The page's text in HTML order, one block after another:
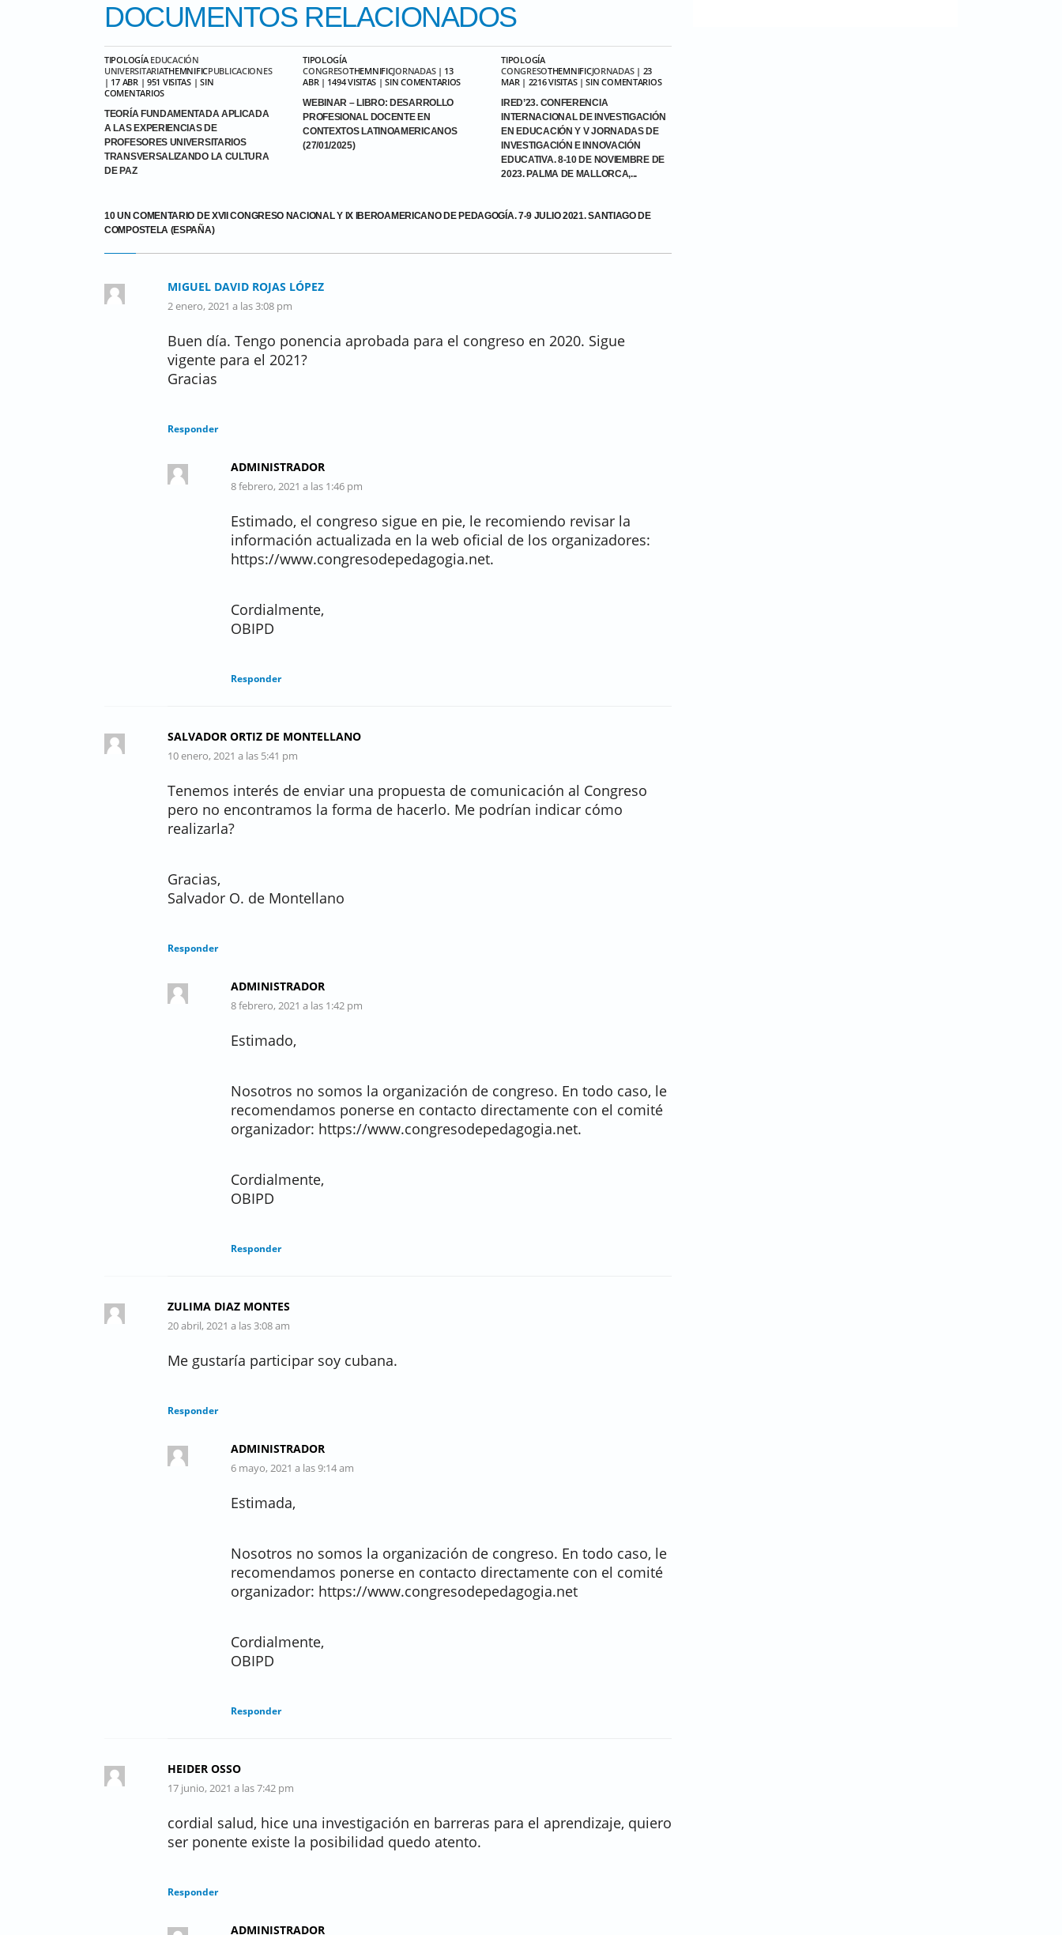
DOCUMENTOSRELACIONADOS
TIPOLOGÍA EDUCACIÓN
UNIVERSITARIATHEMNIFICPUBLICACIONES
| 17 ABR | 951 VISITAS | SIN
COMENTARIOS
TEORÍA FUNDAMENTADA APLICADA
A LAS EXPERIENCIAS DE
PROFESORES UNIVERSITARIOS
TRANSVERSALIZANDO LA CULTURA
DE PAZ
TIPOLOGÍA
CONGRESOTHEMNIFICJORNADAS| 13
ABR | 1494 VISITAS | SIN COMENTARIOS
WEBINAR – LIBRO: DESARROLLO
PROFESIONAL DOCENTE EN
CONTEXTOS LATINOAMERICANOS
(27/01/2025)
TIPOLOGÍA
CONGRESOTHEMNIFICJORNADAS| 23
MAR | 2216 VISITAS | SIN COMENTARIOS
IRED’23. CONFERENCIA
INTERNACIONAL DE INVESTIGACIÓN
EN EDUCACIÓN Y V JORNADAS DE
INVESTIGACIÓN E INNOVACIÓN
EDUCATIVA. 8-10 DE NOVIEMBRE DE
2023. PALMA DE MALLORCA,...
10 UN COMENTARIO DE XVII CONGRESO NACIONAL Y IX IBEROAMERICANO DE PEDAGOGÍA. 7-9 JULIO 2021. SANTIAGO DE
COMPOSTELA (ESPAÑA)
MIGUEL DAVID ROJAS LÓPEZ
2 enero, 2021 a las 3:08 pm
Buen día. Tengo ponencia aprobada para el congreso en 2020. Sigue
vigente para el 2021?
Gracias
Responder
ADMINISTRADOR
8 febrero, 2021 a las 1:46 pm
Estimado, el congreso sigue en pie, le recomiendo revisar la
información actualizada en la web oficial de los organizadores:
https://www.congresodepedagogia.net.
Cordialmente,
OBIPD
Responder
SALVADOR ORTIZ DE MONTELLANO
10 enero, 2021 a las 5:41 pm
Tenemos interés de enviar una propuesta de comunicación al Congreso
pero no encontramos la forma de hacerlo. Me podrían indicar cómo
realizarla?
Gracias,
Salvador O. de Montellano
Responder
ADMINISTRADOR
8 febrero, 2021 a las 1:42 pm
Estimado,
Nosotros no somos la organización de congreso. En todo caso, le
recomendamos ponerse en contacto directamente con el comité
organizador: https://www.congresodepedagogia.net.
Cordialmente,
OBIPD
Responder
ZULIMA DIAZ MONTES
20 abril, 2021 a las 3:08 am
Me gustaría participar soy cubana.
Responder
ADMINISTRADOR
6 mayo, 2021 a las 9:14 am
Estimada,
Nosotros no somos la organización de congreso. En todo caso, le
recomendamos ponerse en contacto directamente con el comité
organizador: https://www.congresodepedagogia.net
Cordialmente,
OBIPD
Responder
HEIDER OSSO
17 junio, 2021 a las 7:42 pm
cordial salud, hice una investigación en barreras para el aprendizaje, quiero
ser ponente existe la posibilidad quedo atento.
Responder
ADMINISTRADOR